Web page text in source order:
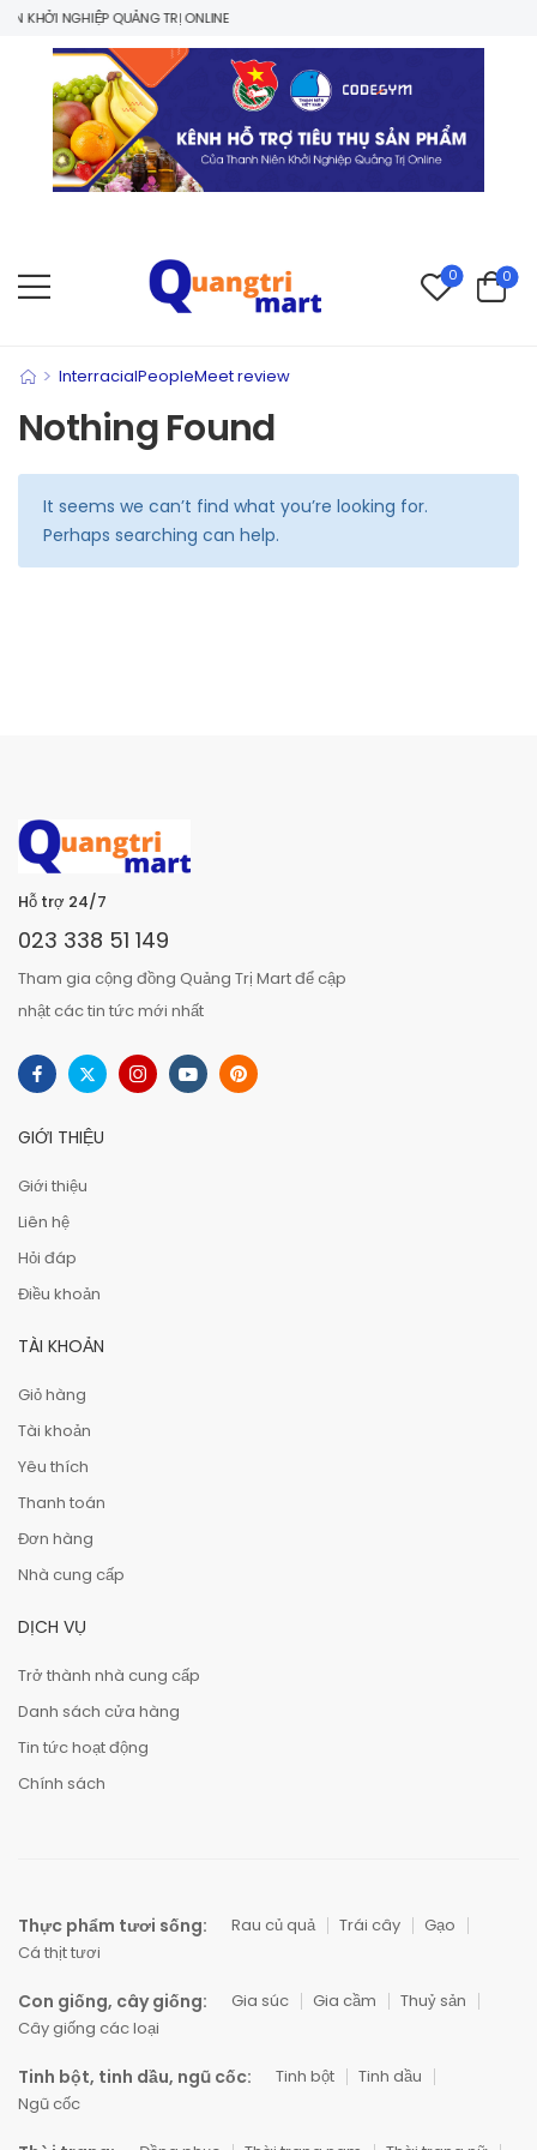
KHỞI NGHIỆP QUẢNG TRỊ ONLINE
0 0
> InterracialPeopleMeet review
Nothing Found
It seems we can’t find what you’re looking for.
Perhaps searching can help.
Hỗ trợ 24/7
023 338 51 149
Tham gia cộng đồng Quảng Trị Mart để cập
nhật các tin tức mới nhất
GIỚI THIỆU
Giới thiệu
Liên hệ
Hỏi đáp
Điều khoản
TÀI KHOẢN
Giỏ hàng
Tài khoản
Yêu thích
Thanh toán
Đơn hàng
Nhà cung cấp
DỊCH VỤ
Trở thành nhà cung cấp
Danh sách cửa hàng
Tin tức hoạt động
Chính sách
Thực phẩm tươi sống: Rau củ quả Trái cây
Gạo
Cá thịt tươi
Con giống, cây giống: Gia súc Gia cầm
Thuỷ sản
Cây giống các loại
Tinh bột, tinh dầu, ngũ cốc: Tinh bột
Tinh dầu
Ngũ cốc